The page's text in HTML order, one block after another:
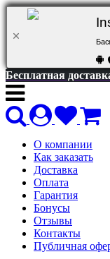
Бесплатная
О компании
Как заказать
Доставка
Оплата
Гарантия
Бонусы
Отзывы
Контакты
Публичная